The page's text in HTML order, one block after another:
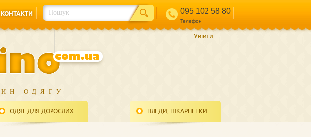
КОНТАКТИ
095 102 58 80
Телефон
ОДЯГУ
ОДЯГ ДЛЯ ДОРОСЛИХ ПЛЕДИ, ШКАРПЕТКИ
Увійти